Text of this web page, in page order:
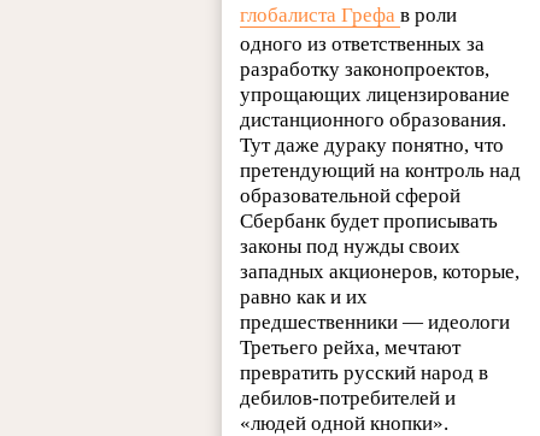
глобалиста Грефав роли
одного из ответственных за
разработку законопроектов,
упрощающих лицензирование
дистанционного образования.
Тут даже дураку понятно, что
претендующий на контроль над
образовательной сферой
Сбербанк будет прописывать
законы под нужды своих
западных акционеров, которые,
равно как и их
предшественники — идеологи
Третьего рейха, мечтают
превратить русский народ в
дебилов-потребителей и
«людей одной кнопки».